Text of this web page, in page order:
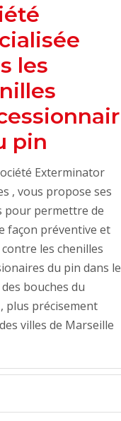
les
pin
Exterminator
, vous propose ses
pour permettre de
façon préventive et
les chenilles
du pin dans le
bouches du
plus précisement
villes de Marseille